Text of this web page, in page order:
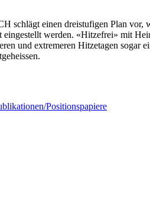
schlägt einen dreistufigen Plan
werden. «Hitzefrei» mit
und extremeren Hitzetagen sogar
Positionspapiere